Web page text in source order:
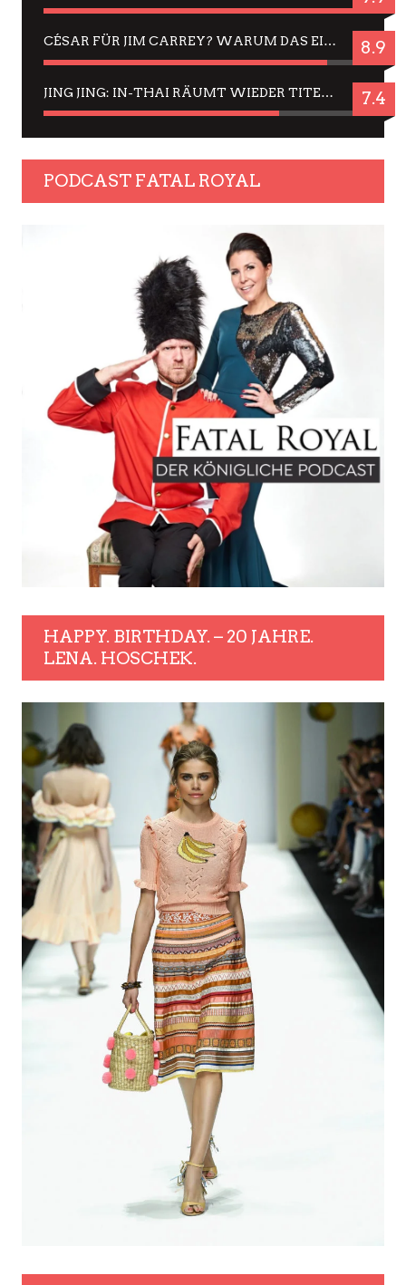
CÉSAR FÜR JIM CARREY? WARUM DAS EINER DER NERVIGSTEN ACTORS IST UND BLEIBT 8.9
JING JING: IN-THAI RÄUMT WIEDER TITEL AB – EIN ZWEI-STUNDEN-ERLEBNISBERICHT 7.4
PODCAST FATAL ROYAL
HAPPY. BIRTHDAY. – 20 JAHRE.
LENA. HOSCHEK.